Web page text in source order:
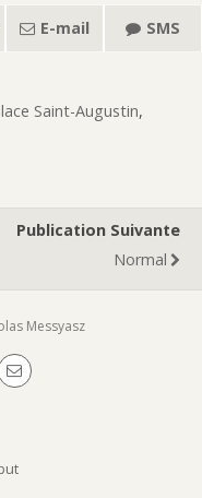
E-mail SMS
Saint-Augustin,
Publication Suivante
Normal
Messyasz